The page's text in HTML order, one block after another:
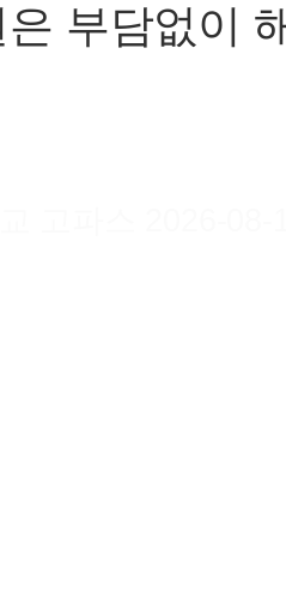
부담없이